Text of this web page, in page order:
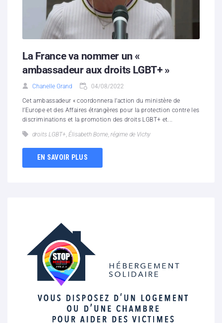
Hébergement solidaire
La France va nommer un «
ambassadeur aux droits LGBT+ »
Chanelle Grand 04/08/2022
Cet ambassadeur « coordonnera l’action du ministère de
l’Europe et des Affaires étrangères pour la protection contre les
discriminations et la promotion des droits LGBT+ et...
droits LGBT+ Élisabeth Borne régime de Vichy
EN SAVOIR PLUS